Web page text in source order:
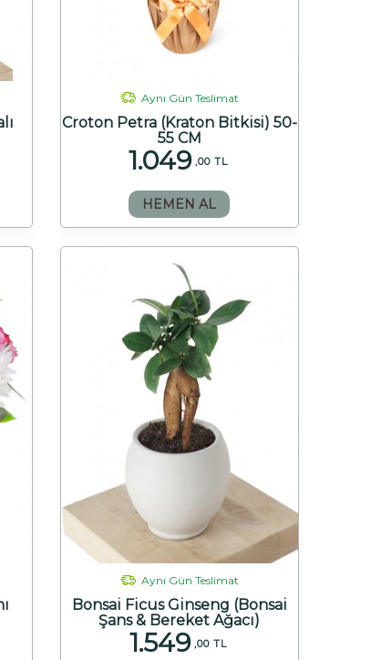
Aynı Gün Teslimat
Croton Petra (Kraton Bitkisi) 50-
55 CM
1.049 ,00 TL
HEMEN AL
Aynı Gün Teslimat
Bonsai Ficus Ginseng (Bonsai
Şans & Bereket Ağacı)
1.549 ,00 TL